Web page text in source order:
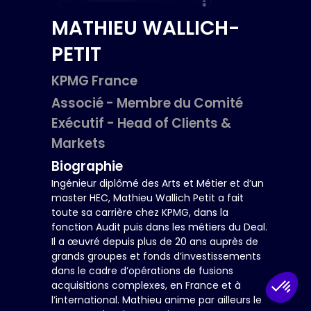
MATHIEU WALLICH-
PETIT
KPMG France
Associé - Membre du Comité
Exécutif - Head of Clients &
Markets
Biographie
Ingénieur diplômé des Arts et Métier et d’un
master HEC, Mathieu Wallich Petit a fait
toute sa carrière chez KPMG, dans la
fonction Audit puis dans les métiers du Deal.
Il a œuvré depuis plus de 20 ans auprès de
grands groupes et fonds d’investissements
dans le cadre d’opérations de fusions
acquisitions complexes, en France et à
l’international. Mathieu anime par ailleurs le